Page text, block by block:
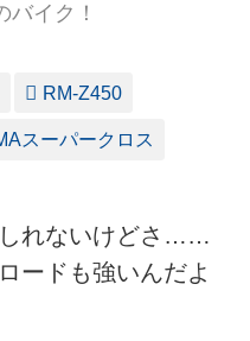
イク！
RM-Z450
スーパークロス
れないけどさ……
ードも強いんだよ